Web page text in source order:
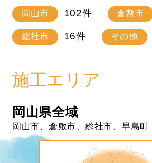
岡山市 102件 倉敷市
総社市 16件 その他
施工エリア
岡山県全域
岡山市、倉敷市、総社市、早島町